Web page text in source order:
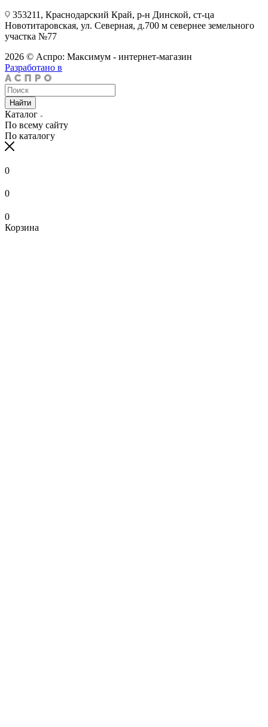
353211, Краснодарский Край, р-н Динской, ст-ца
Новотитаровская, ул. Северная, д.700 м севернее земельного
участка №77
2026 © Аспро: Максимум - интернет-магазин
Разработано в
Найти
Каталог
По всему сайту
По каталогу
0
0
0
Корзина